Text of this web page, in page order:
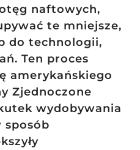
naftowych,
te mniejsze,
do technologii,
Ten proces
amerykańskiego
Zjednoczone
wydobywania
sposób